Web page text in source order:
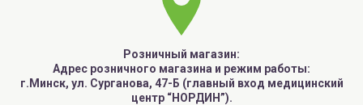
Розничный магазин:
Адрес розничного магазина и режим работы:
г.Минск, ул. Сурганова, 47-Б (главный вход медицинский
центр “НОРДИН”).